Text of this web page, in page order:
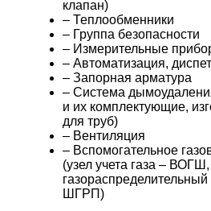
клапан)
– Теплообменники
– Группа безопасности
– Измерительные
– Автоматизация,
– Запорная арматура
– Система
и их комплектующие,
для труб)
– Вентиляция
– Вспомогательное
(узел учета газа –
ШГРП)